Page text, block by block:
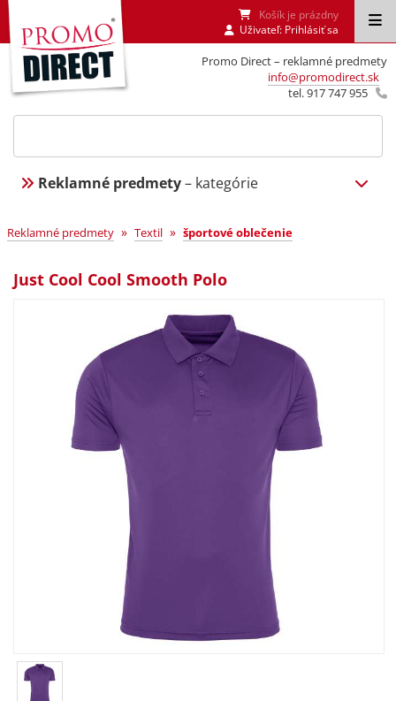
Promo Direct – reklamné predmety
info@promodirect.sk
tel. 917 747 955
Košík je prázdny
Uživateľ: Prihlásiť sa
Reklamné predmety– kategórie
Reklamné predmety » Textil » športové oblečenie
Just Cool Cool Smooth Polo